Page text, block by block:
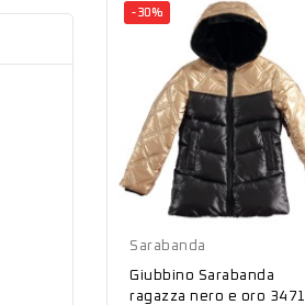
-30%
Sarabanda
Giubbino Sarabanda
ragazza nero e oro 3471